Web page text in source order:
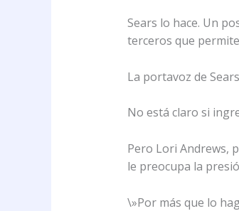
Sears lo hace. Un
terceros que
La portavoz de
No está claro si
Pero Lori Andrews,
le preocupa la
\»Por más que lo